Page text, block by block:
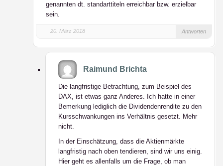
genannten dt. standarttiteln erreichbar bzw. erzielbar
sein.
20. März 2018 Antworten
Raimund Brichta
Die langfristige Betrachtung, zum Beispiel des
DAX, ist etwas ganz Anderes. Ich hatte in einer
Bemerkung lediglich die Dividendenrendite zu den
Kursschwankungen ins Verhältnis gesetzt. Mehr
nicht.
In der Einschätzung, dass die Aktienmärkte
langfristig nach oben tendieren, sind wir uns einig.
Hier geht es allenfalls um die Frage, ob man